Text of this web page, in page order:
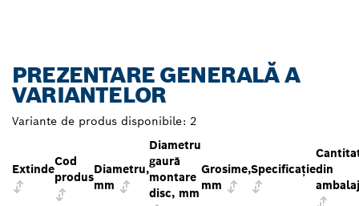
PREZENTARE GENERALĂ A
VARIANTELOR
Variante de produs disponibile: 2
Extinde
Cod
produs
Diametru,
mm
Diametru
gaură
montare
disc, mm
Grosime,
mm
Specificaţiedin
ambalaj